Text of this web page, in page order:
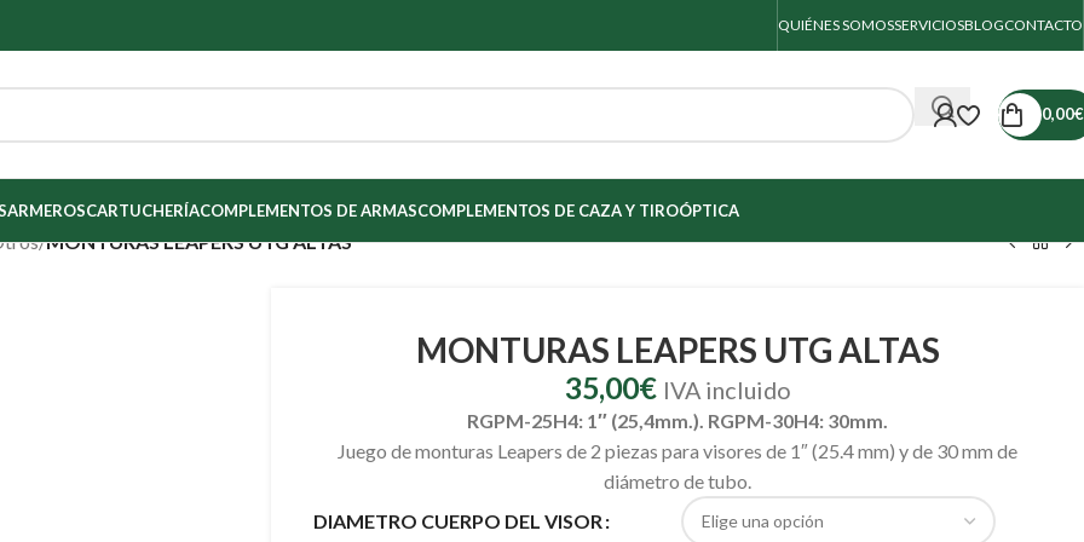
QUIÉNES SOMOSSERVICIOSBLOGCONTACTO
0,00€
ARMEROSCARTUCHERÍACOMPLEMENTOS DE ARMASCOMPLEMENTOS DE CAZA Y TIROÓPTICA
/MONTURAS LEAPERS UTG ALTAS
MONTURAS LEAPERS UTG ALTAS
35,00€ IVA incluido
RGPM-25H4: 1″ (25,4mm.). RGPM-30H4: 30mm.
Juego de monturas Leapers de 2 piezas para visores de 1″ (25.4 mm) y de 30 mm de
diámetro de tubo.
DIAMETRO CUERPO DEL VISOR